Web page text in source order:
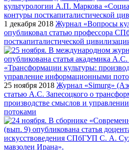
1 декабря 2018 Журнал «Вопросы
опубликовал статью профессора
посткапиталистической
25 ноября 2018 Журнал «Simurg»
статью А.С. Запесоцкого о
производстве смыслов и
потоками